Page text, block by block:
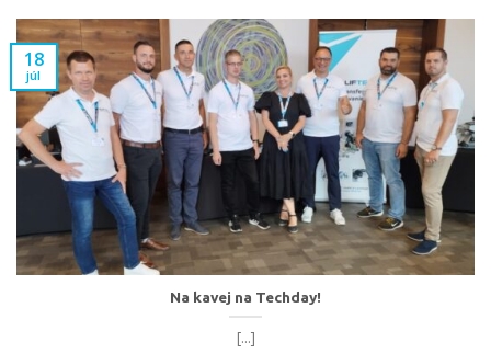
Na kavej na Techday!
[...]
18
júl